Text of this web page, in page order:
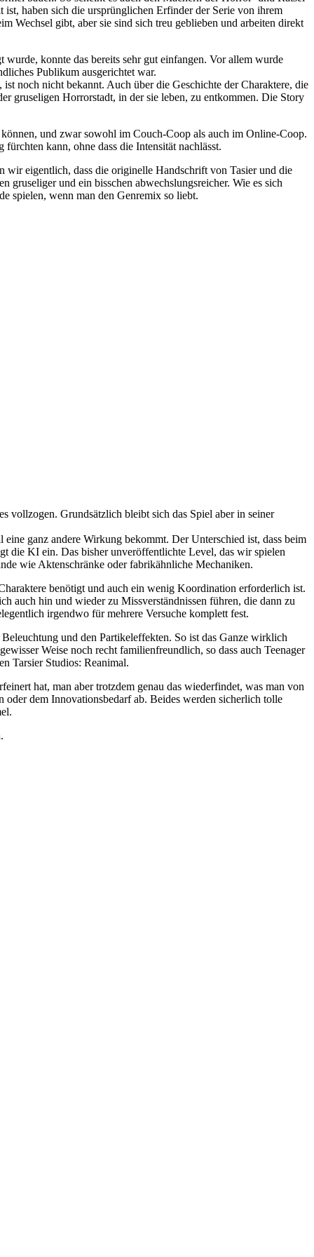
haben sich die ursprünglichen Erfinder der Serie von ihrem
Wechsel gibt, aber sie sind sich treu geblieben und arbeiten direkt
konnte das bereits sehr gut einfangen. Vor allem wurde
Publikum ausgerichtet war.
noch nicht bekannt. Auch über die Geschichte der Charaktere, die
gruseligen Horrorstadt, in der sie leben, zu entkommen. Die Story
und zwar sowohl im Couch-Coop als auch im Online-Coop.
kann, ohne dass die Intensität nachlässt.
eigentlich, dass die originelle Handschrift von Tasier und die
gruseliger und ein bisschen abwechslungsreicher. Wie es sich
spielen, wenn man den Genremix so liebt.
vollzogen. Grundsätzlich bleibt sich das Spiel aber in seiner
ganz andere Wirkung bekommt. Der Unterschied ist, dass beim
die KI ein. Das bisher unveröffentlichte Level, das wir spielen
wie Aktenschränke oder fabrikähnliche Mechaniken.
benötigt und auch ein wenig Koordination erforderlich ist.
auch hin und wieder zu Missverständnissen führen, die dann zu
irgendwo für mehrere Versuche komplett fest.
und den Partikeleffekten. So ist das Ganze wirklich
Weise noch recht familienfreundlich, so dass auch Teenager
Tarsier Studios: Reanimal.
hat, man aber trotzdem genau das wiederfindet, was man von
dem Innovationsbedarf ab. Beides werden sicherlich tolle